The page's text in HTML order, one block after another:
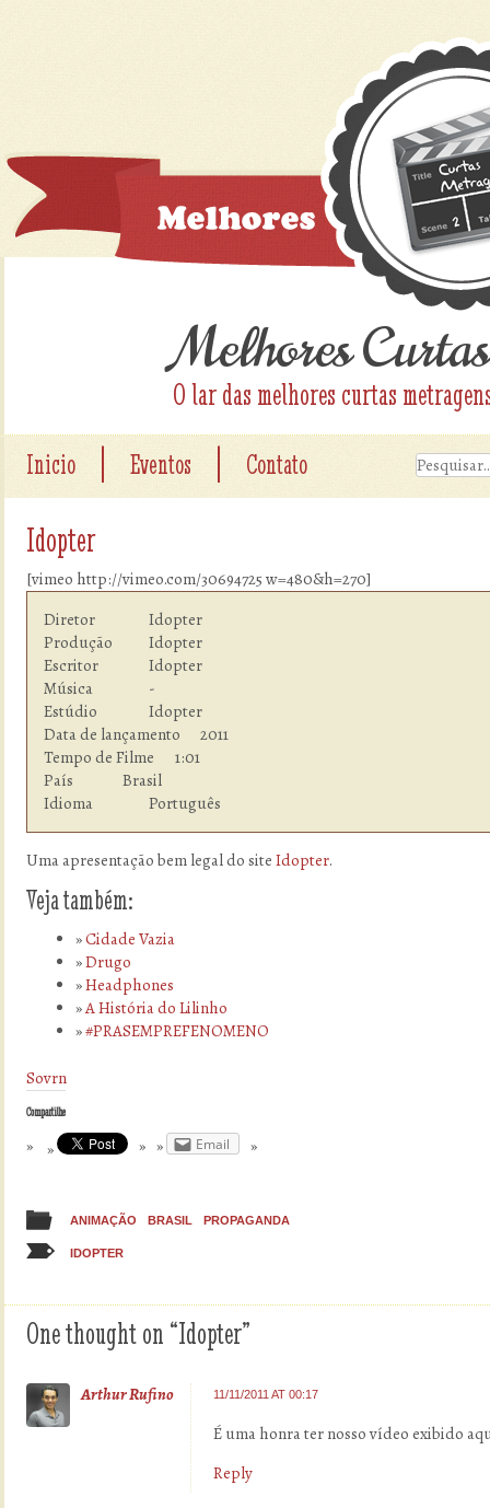
Melhores Curtas
O lar das melhores curtas
Inicio Eventos Contato
Idopter
[vimeo http://vimeo.com/30694725 w=480&h=270]
Diretor         	Idopter
Produção        	Idopter
Escritor        	Idopter
Música          	-
Estúdio  	        Idopter
Data de lançamento      2011
Tempo de Filme    	1:01
País            	Brasil
Idioma  	        Português
Uma apresentação bem legal do site Idopter.
Veja também:
Cidade Vazia
Drugo
Headphones
A História do Lilinho
#PRASEMPREFENOMENO
Sovrn
Compartilhe
Email
ANIMAÇÃO BRASIL PROPAGANDA
IDOPTER
One thought on “Idopter”
Arthur Rufino 11/11/2011 AT 00:17
É uma honra ter nosso vídeo exibido
Reply